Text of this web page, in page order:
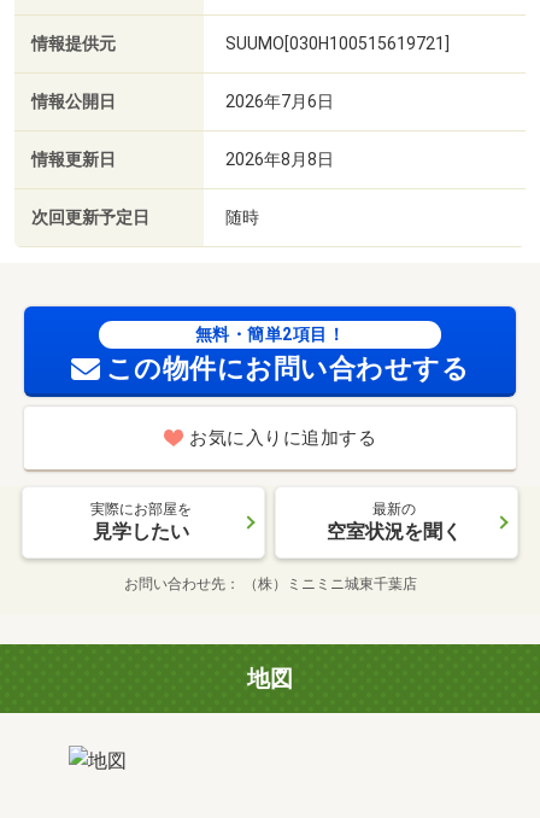
情報提供元 SUUMO[030H100515619721]
情報公開日 2026年7月6日
情報更新日 2026年8月8日
次回更新予定日 随時
無料・簡単2項目！
この物件にお問い合わせする
お気に入りに追加する
実際にお部屋を
見学したい
最新の
空室状況を聞く
お問い合わせ先 （株）ミニミニ城東千葉店
地図